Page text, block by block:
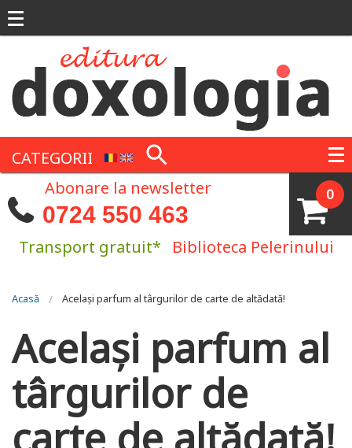
CATEGORII
0
Abonare la newsletter
0724 550 463
Transport gratuit* Biblioteca Pelerinului
Eşti aici
Acasă Același parfum al târgurilor de carte de altădată!
Același parfum al
târgurilor de